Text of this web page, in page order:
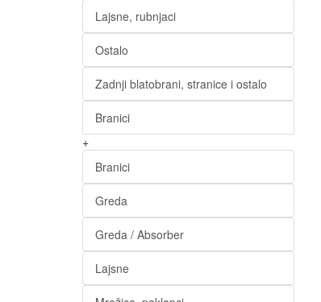
Lajsne, rubnjaci
Ostalo
Zadnji blatobrani, stranice i ostalo
Branici
+
Branici
Greda
Greda / Absorber
Lajsne